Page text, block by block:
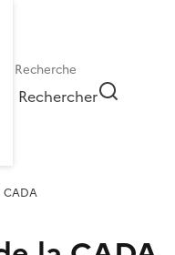
Rechercher
CADA